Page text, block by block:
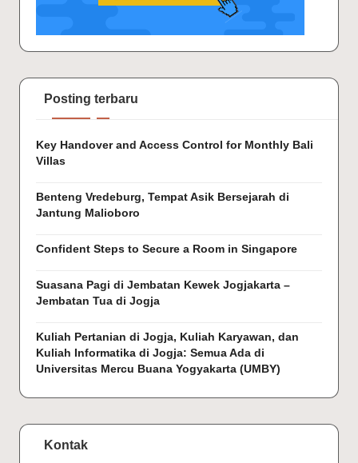
Posting terbaru
Key Handover and Access Control for Monthly Bali
Villas
Benteng Vredeburg, Tempat Asik Bersejarah di
Jantung Malioboro
Confident Steps to Secure a Room in Singapore
Suasana Pagi di Jembatan Kewek Jogjakarta –
Jembatan Tua di Jogja
Kuliah Pertanian di Jogja, Kuliah Karyawan, dan
Kuliah Informatika di Jogja: Semua Ada di
Universitas Mercu Buana Yogyakarta (UMBY)
Kontak